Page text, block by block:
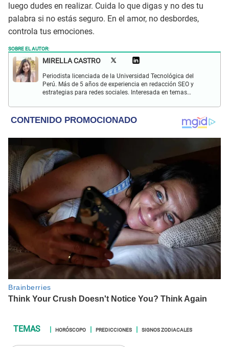
luego dudes en realizar. Cuida lo que digas y no des tu
palabra si no estás seguro. En el amor, no desbordes,
controla tus emociones.
SOBRE EL AUTOR:
MIRELLA CASTRO
Periodista licenciada de la Universidad Tecnológica del
Perú. Más de 5 años de experiencia en redacción SEO y
estrategias para redes sociales. Interesada en temas
música.
HORÓSCOPO PREDICCIONES SIGNOS ZODIACALES